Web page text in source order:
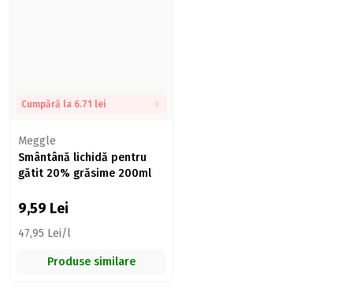
Cumpără la 6.71 lei
Meggle
Smântână lichidă pentru
gătit 20% grăsime 200ml
9,59 Lei
47,95 Lei/l
Produse similare